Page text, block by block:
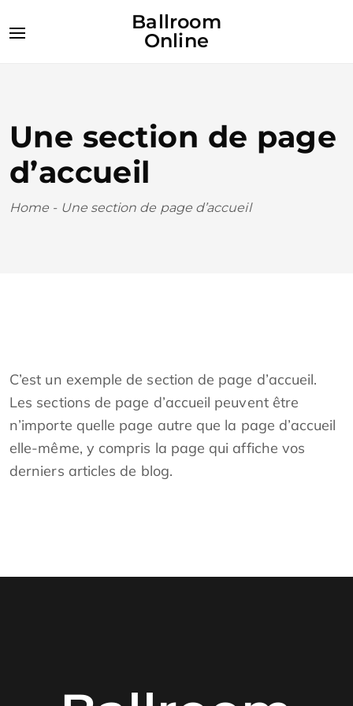
Ballroom
Online
Une section de page
d’accueil
Home - Une section de page d’accueil
C’est un exemple de section de page d’accueil.
Les sections de page d’accueil peuvent être
n’importe quelle page autre que la page d’accueil
elle-même, y compris la page qui affiche vos
derniers articles de blog.